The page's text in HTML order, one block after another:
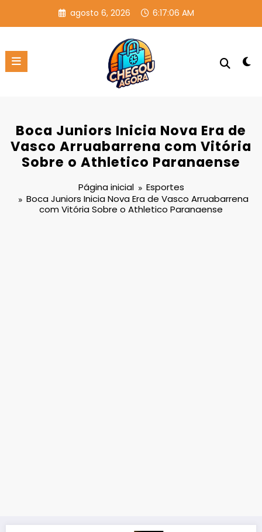
o
agosto 6, 2026 6:17:07 AM
Boca Juniors Inicia Nova Era de
Vasco Arruabarrena com Vitória
Sobre o Athletico Paranaense
Página inicial
Esportes
Boca Juniors Inicia Nova Era de Vasco Arruabarrena
com Vitória Sobre o Athletico Paranaense